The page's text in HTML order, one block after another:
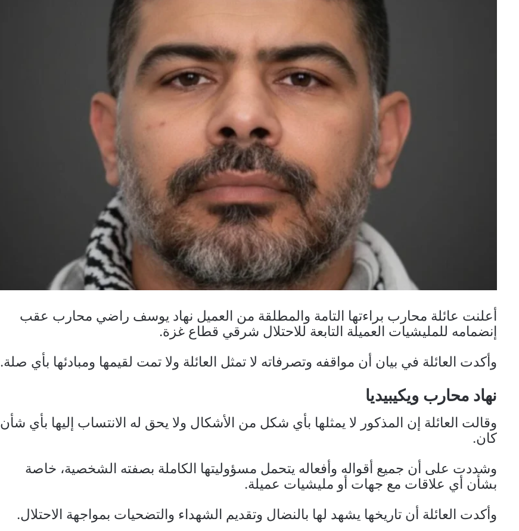
أعلنت عائلة محارب براءتها التامة والمطلقة من العميل نهاد يوسف راضي محارب عقب
إنضمامه للمليشيات العميلة التابعة للاحتلال شرقي قطاع غزة.
وأكدت العائلة في بيان أن مواقفه وتصرفاته لا تمثل العائلة ولا تمت لقيمها ومبادئها بأي صلة.
نهاد محارب ويكيبيديا
وقالت العائلة إن المذكور لا يمثلها بأي شكل من الأشكال ولا يحق له الانتساب إليها بأي شأن
كان.
وشددت على أن جميع أقواله وأفعاله يتحمل مسؤوليتها الكاملة بصفته الشخصية، خاصة
بشأن أي علاقات مع جهات أو مليشيات عميلة.
وأكدت العائلة أن تاريخها يشهد لها بالنضال وتقديم الشهداء والتضحيات بمواجهة الاحتلال.